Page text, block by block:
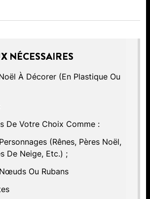
NÉCESSAIRES
À Décorer (en Plastique Ou
De Votre Choix Comme :
(rênes, Pères Noël,
De Neige, Etc.) ;
Ou Rubans